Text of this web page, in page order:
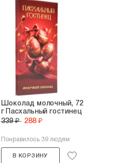
Шоколад молочный, 72
г Пасхальный гостинец
339 ₽ 288 ₽
Понравилось 39 людям
В КОРЗИНУ